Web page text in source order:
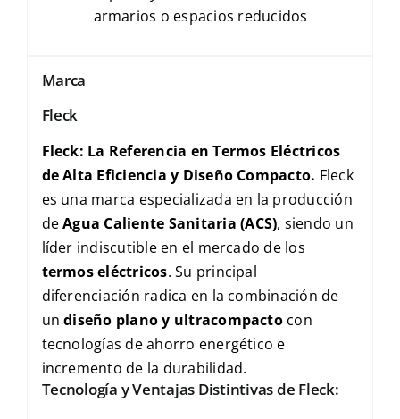
armarios o espacios reducidos
Marca
Fleck
Fleck: La Referencia en Termos Eléctricos
de Alta Eficiencia y Diseño Compacto. Fleck
es una marca especializada en la producción
deAgua Caliente Sanitaria (ACS), siendo un
líder indiscutible en el mercado de los
termos eléctricos. Su principal
diferenciación radica en la combinación de
undiseño plano y ultracompactocon
tecnologías de ahorro energético e
incremento de la durabilidad.
Tecnología y Ventajas Distintivas de Fleck: